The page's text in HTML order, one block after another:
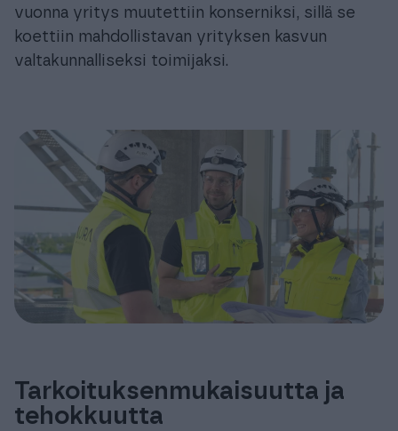
vuonna yritys muutettiin konserniksi, sillä se
koettiin mahdollistavan yrityksen kasvun
valtakunnalliseksi toimijaksi.
Tarkoituksenmukaisuutta ja
tehokkuutta